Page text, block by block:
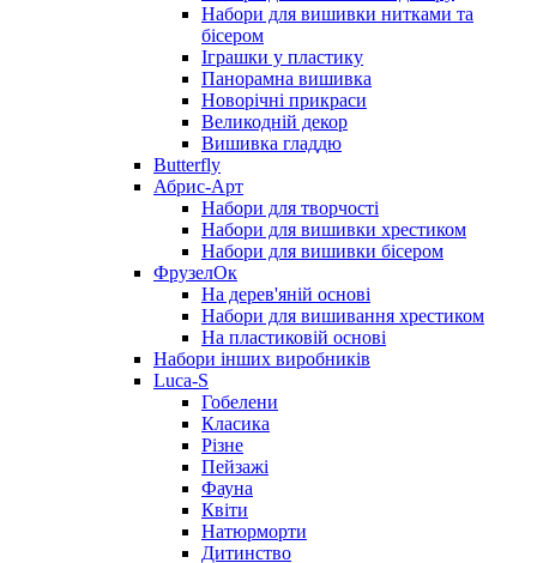
Набори для вишивки нитками та
бісером
Іграшки у пластику
Панорамна вишивка
Новорічні прикраси
Великодній декор
Вишивка гладдю
Butterfly
Абрис-Арт
Набори для творчості
Набори для вишивки хрестиком
Набори для вишивки бісером
ФрузелОк
На дерев'яній основі
Набори для вишивання хрестиком
На пластиковій основі
Набори інших виробників
Luca-S
Гобелени
Класика
Різне
Пейзажі
Фауна
Квіти
Натюрморти
Дитинство